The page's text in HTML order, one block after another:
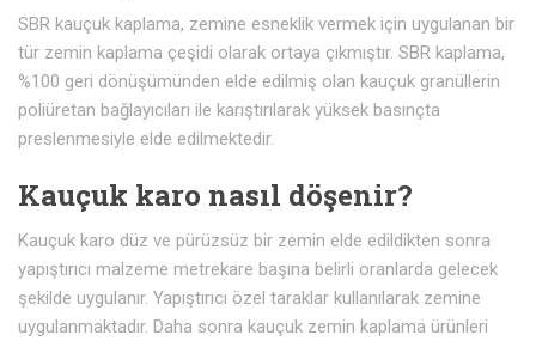
SBR kauçuk kaplama, zemine esneklik vermek için uygulanan bir
tür zemin kaplama çeşidi olarak ortaya çıkmıştır. SBR kaplama,
%100 geri dönüşümünden elde edilmiş olan kauçuk granüllerin
poliüretan bağlayıcıları ile karıştırılarak yüksek basınçta
preslenmesiyle elde edilmektedir.
Kauçuk karo nasıl döşenir?
Kauçuk karo düz ve pürüzsüz bir zemin elde edildikten sonra
yapıştırıcı malzeme metrekare başına belirli oranlarda gelecek
şekilde uygulanır. Yapıştırıcı özel taraklar kullanılarak zemine
uygulanmaktadır. Daha sonra kauçuk zemin kaplama ürünleri